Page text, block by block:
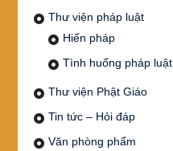
Thư viện pháp luật
Hiến pháp
Tình huống pháp luật
Thư viện Phật Giáo
Tin tức – Hỏi đáp
Văn phòng phẩm